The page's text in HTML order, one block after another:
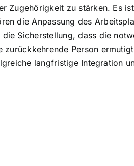
Zugehörigkeit zu stärken. Es
die Anpassung des
die Sicherstellung, dass die
zurückkehrende Person
langfristige Integration